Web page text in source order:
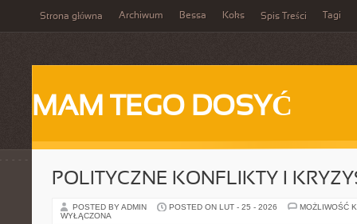
Strona główna Archiwum Bessa Koks Spis Treści Tagi
MAM TEGO DOSYĆ
POLITYCZNE KONFLIKTY I
POSTED BY ADMIN POSTED ON LUT - 25 - 2026
MOŻLIWOŚĆ
WYŁĄCZONA